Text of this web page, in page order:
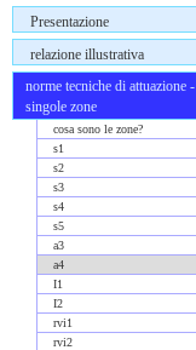
Presentazione
relazione illustrativa
norme tecniche di attuazione -
singole zone
cosa sono le zone?
s1
s2
s3
s4
s5
a3
a4
I1
I2
rvi1
rvi2